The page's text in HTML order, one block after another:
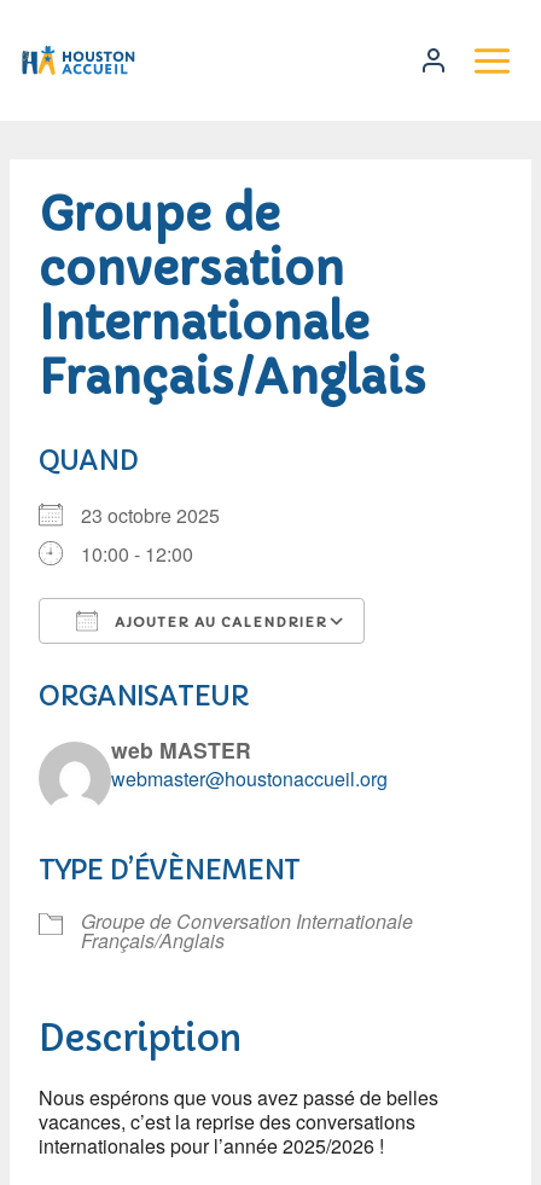
Groupe de
conversation
Internationale
Français/Anglais
QUAND
23 octobre 2025
10:00 - 12:00
AJOUTER AU CALENDRIER
ORGANISATEUR
web MASTER
webmaster@houstonaccueil.org
TYPE D’ÉVÈNEMENT
Groupe de Conversation Internationale
Français/Anglais
Description
Nous espérons que vous avez passé de belles
vacances, c’est la reprise des conversations
internationales pour l’année 2025/2026 !